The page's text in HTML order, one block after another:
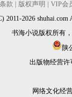
款 版权声明
VIP会
2011-2026
书海小说版权所有
陕
出版物经营许
网络文化经